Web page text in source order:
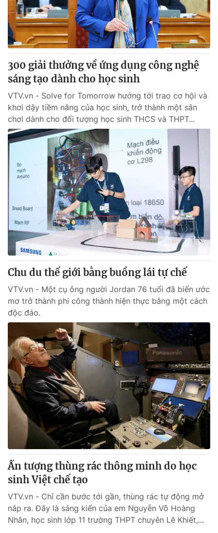
300 giải thưởng về ứng dụng công nghệ
sáng tạo dành cho học sinh
VTV.vn - Solve for Tomorrow hướng tới trao cơ hội và
khơi dậy tiềm năng của học sinh, trở thành một sân
chơi dành cho đối tượng học sinh THCS và THPT...
Chu du thế giới bằng buồng lái tự chế
VTV.vn - Một cụ ông người Jordan 76 tuổi đã biến ước
mơ trở thành phi công thành hiện thực bằng một cách
độc đáo.
Ấn tượng thùng rác thông minh do học
sinh Việt chế tạo
VTV.vn - Chỉ cần bước tới gần, thùng rác tự động mở
nắp ra. Đây là sáng kiến của em Nguyễn Võ Hoàng
Nhân, học sinh lớp 11 trường THPT chuyên Lê Khiết,...